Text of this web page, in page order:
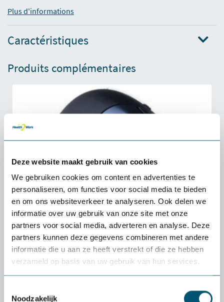
Deze website maakt gebruik van cookies
We gebruiken cookies om content en advertenties te
personaliseren, om functies voor social media te bieden
en om ons websiteverkeer te analyseren. Ook delen we
informatie over uw gebruik van onze site met onze
partners voor social media, adverteren en analyse. Deze
partners kunnen deze gegevens combineren met andere
informatie die u aan ze heeft verstrekt of die ze hebben
verzameld op basis van uw gebruik van hun services.
Noodzakelijk
Plus d'informations
Caractéristiques
Produits complémentaires